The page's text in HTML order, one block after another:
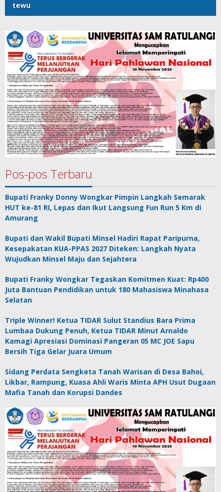
tewu
Pos-pos Terbaru
Bupati Franky Donny Wongkar Pimpin Langkah Semarak
HUT ke-81 RI, Lepas dan Ikut Langsung Fun Run 5 Km di
Amurang
Bupati dan Wakil Bupati Minsel Hadiri Rapat Paripurna,
Kesepakatan KUA-PPAS 2027 Diteken: Langkah Nyata
Wujudkan Minsel Maju dan Sejahtera
Bupati Franky Wongkar Tegaskan Komitmen Kuat: Rp400
Juta Bantuan Pendidikan untuk 180 Mahasiswa Minahasa
Selatan
Triple Winner! Ketua TIDAR Sulut Standius Bara Prima
Lumbaa Dukung Penuh, Ketua TIDAR Minut Arnaldo
Kamagi Apresiasi Dominasi Pangeran 05 MC JOE Sapu
Bersih Tiga Gelar Juara Umum
Sidang Perdata Sengketa Tanah Warisan di Desa Bahoi,
Likbar, Rampung, Kuasa Ahli Waris Minta APH Usut Dugaan
Mafia Tanah dan Korupsi Dandes